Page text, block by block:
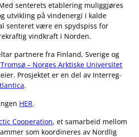
senterets etablering muliggjøres
utvikling på vindenergi i kalde
senteret være en spydspiss for
vindkraft i Norden.
partnere fra Finland, Sverige og
– Norges Arktiske Universitet
Prosjektet er en del av Interreg-
.
HER.
Cooperation, et samarbeid mellom
som koordineres av Nordlig